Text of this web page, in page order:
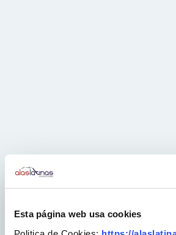
Esta página web usa cookies